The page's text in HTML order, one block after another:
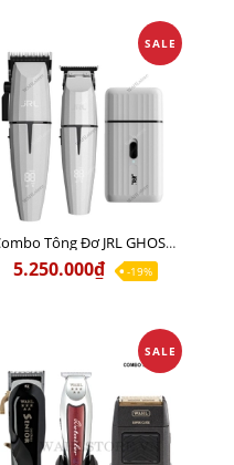
SALE
Combo Tông Đơ JRL GHOST 2 Limited Edition Chính Hãng USA
5.250.000₫ -19%
SALE